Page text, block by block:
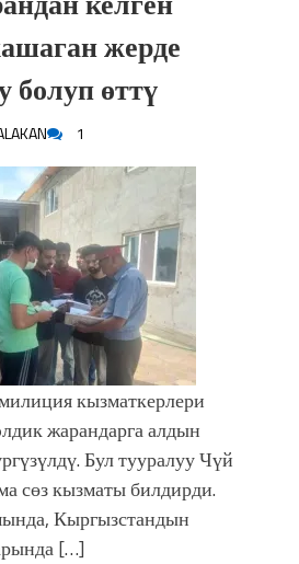
жерде
болуп өттү
1
кызматкерлери
жарандарга алдын
Бул тууралуу Чүй
сөз кызматы билдирди.
Кыргызстандын
[…]